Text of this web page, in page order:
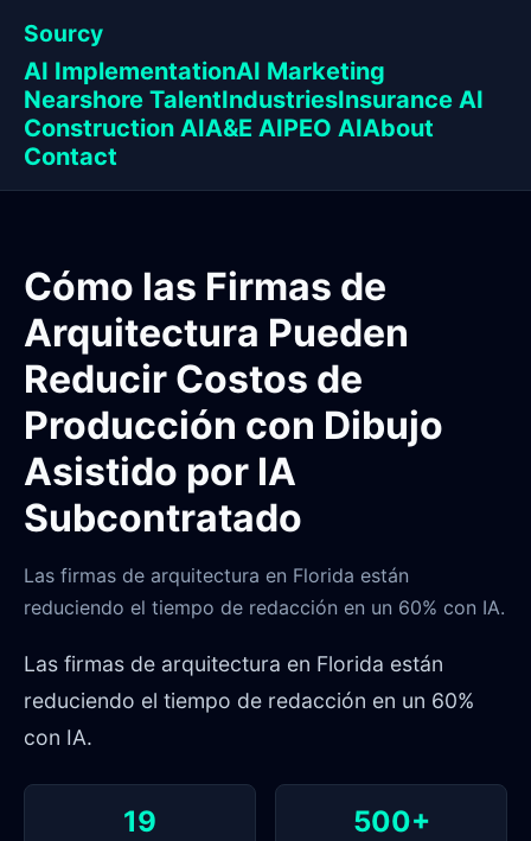
Sourcy
AI ImplementationAI Marketing
Nearshore TalentIndustriesInsurance AI
Construction AIA&E AIPEO AIAbout
Contact
Cómo las Firmas de
Arquitectura Pueden
Reducir Costos de
Producción con Dibujo
Asistido por IA
Subcontratado
Las firmas de arquitectura en Florida están
reduciendo el tiempo de redacción en un 60% con IA.
Las firmas de arquitectura en Florida están
reduciendo el tiempo de redacción en un 60%
con IA.
19 500+